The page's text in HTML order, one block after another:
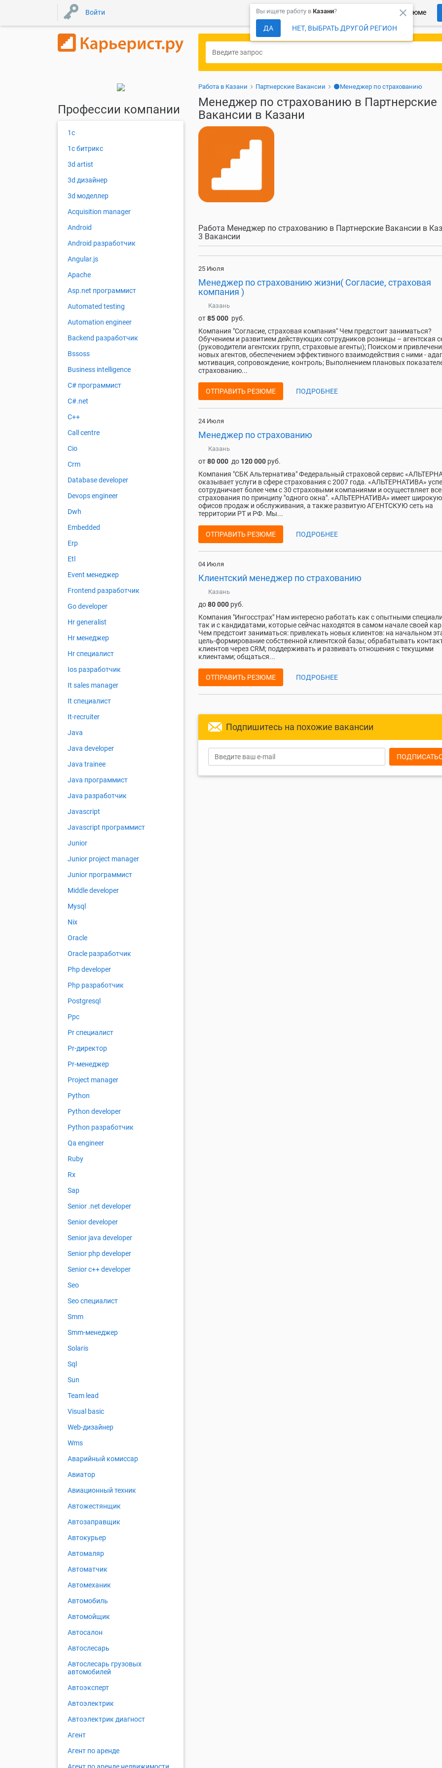
Войти Более 150 000 компаний ждут Ваше резюме
close
Вы ищете работу в Казани?
ДА НЕТ, ВЫБРАТЬ ДРУГОЙ РЕГИОН
Работа в Казани Партнерские Вакансии ⚫Менеджер по страхованию
Менеджер по страхованию в Партнерские
Вакансии в Казани
Работа Менеджер по страхованию в Партнерские Вакансии в
3 Вакансии
25 Июля
Менеджер по страхованию жизни( Согласие, страховая
компания )
Казань
от85 000 руб.
Компания "Согласие, страховая компания" Чем предстоит заниматься?
Обучением и развитием действующих сотрудников розницы – агентская
(руководители агентских групп, страховые агенты); Поиском и
новых агентов, обеспечением эффективного взаимодействия с ними -
мотивация, сопровождение, контроль; Выполнением плановых
страхованию...
ОТПРАВИТЬ РЕЗЮМЕ ПОДРОБНЕЕ
24 Июля
Менеджер по страхованию
Казань
от80 000 до 120 000 руб.
Компания "CБК Альтернатива" Федеральный страховой сервис
оказывает услуги в сфере страхования с 2007 года. «АЛЬТЕРНАТИВА»
сотрудничает более чем с 30 страховыми компаниями и осуществляет
страхования по принципу "одного окна". «АЛЬТЕРНАТИВА» имеет широкую
офисов продаж и обслуживания, а также развитую АГЕНТСКУЮ сеть на
территории РТ и РФ. Мы...
ОТПРАВИТЬ РЕЗЮМЕ ПОДРОБНЕЕ
04 Июля
Клиентский менеджер по страхованию
Казань
до80 000 руб.
Компания "Ингосстрах" Нам интересно работать как с опытными
так и с кандидатами, которые сейчас находятся в самом начале своей
Чем предстоит заниматься: привлекать новых клиентов: на начальном
цель-формирование собственной клиентской базы; обрабатывать
клиентов через CRM; поддерживать и развивать отношения с текущими
клиентами; общаться...
ОТПРАВИТЬ РЕЗЮМЕ ПОДРОБНЕЕ
Подпишитесь на похожие вакансии
Профессии компании
1с
1с битрикс
3d artist
3d дизайнер
3d моделлер
Acquisition manager
Android
Android разработчик
Angular.js
Apache
Asp.net программист
Automated testing
Automation engineer
Backend разработчик
Bssoss
Business intelligence
C# программист
C#.net
C++
Call centre
Cio
Crm
Database developer
Devops engineer
Dwh
Embedded
Erp
Etl
Event менеджер
Frontend разработчик
Go developer
Hr generalist
Hr менеджер
Hr специалист
Ios разработчик
It sales manager
It специалист
It-recruiter
Java
Java developer
Java trainee
Java программист
Java разработчик
Javascript
Javascript программист
Junior
Junior project manager
Junior программист
Middle developer
Mysql
Nix
Oracle
Oracle разработчик
Php developer
Php разработчик
Postgresql
Ppc
Pr специалист
Pr-директор
Pr-менеджер
Project manager
Python
Python developer
Python разработчик
Qa engineer
Ruby
Rx
Sap
Senior .net developer
Senior developer
Senior java developer
Senior php developer
Senior с++ developer
Seo
Seo специалист
Smm
Smm-менеджер
Solaris
Sql
Sun
Team lead
Visual basic
Web-дизайнер
Wms
Аварийный комиссар
Авиатор
Авиационный техник
Автожестянщик
Автозаправщик
Автокурьер
Автомаляр
Автоматчик
Автомеханик
Автомобиль
Автомойщик
Автосалон
Автослесарь
Автослесарь грузовых
автомобилей
Автоэксперт
Автоэлектрик
Автоэлектрик диагност
Агент
Агент по аренде